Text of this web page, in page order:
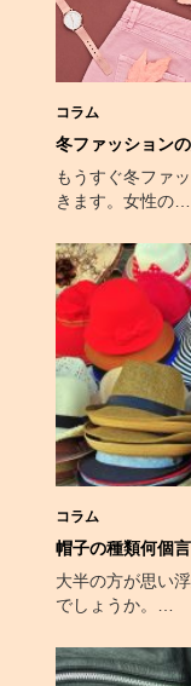
コラム
冬ファッション
もうすぐ冬ファ
きます。女性の…
コラム
帽子の種類何個
大半の方が思い
でしょうか。…